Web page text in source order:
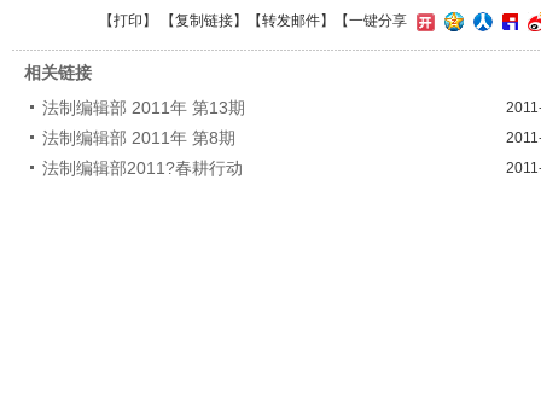
【打印 】 【复制链接】【转发邮件】 【一键分享
相关链接
法制编辑部 2011年 第13期
法制编辑部 2011年 第8期
法制编辑部2011?春耕行动